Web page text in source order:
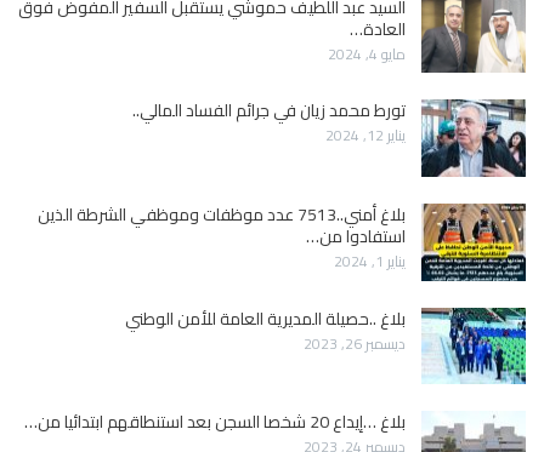
السيد عبد اللطيف حموشي يستقبل السفير المفوض فوق
العادة…
مايو 4, 2024
تورط محمد زيان في جرائم الفساد المالي..
يناير 12, 2024
بلاغ أمني..7513 عدد موظفات وموظفي الشرطة الذين
استفادوا من…
يناير 1, 2024
بلاغ ..حصيلة المديرية العامة للأمن الوطني
ديسمبر 26, 2023
بلاغ …إيداع 20 شخصا السجن بعد استنطاقهم ابتدائيا من…